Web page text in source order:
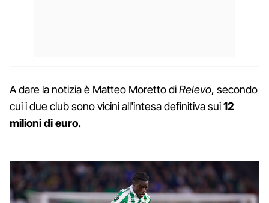
A dare la notizia è Matteo Moretto diRelevo, secondo
cui i due club sono vicini all'intesa definitiva sui12
milioni di euro.